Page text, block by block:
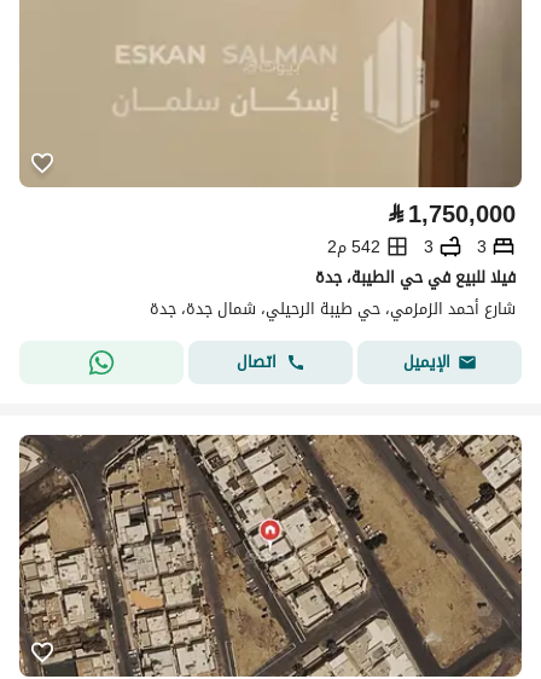
⃁1,750,000
3
3
542 م2
فيلا للبيع في حي الطيبة، جدة
شارع أحمد الزمزمي، حي طيبة الرحيلي، شمال جدة، جدة
الإيميل
اتصال